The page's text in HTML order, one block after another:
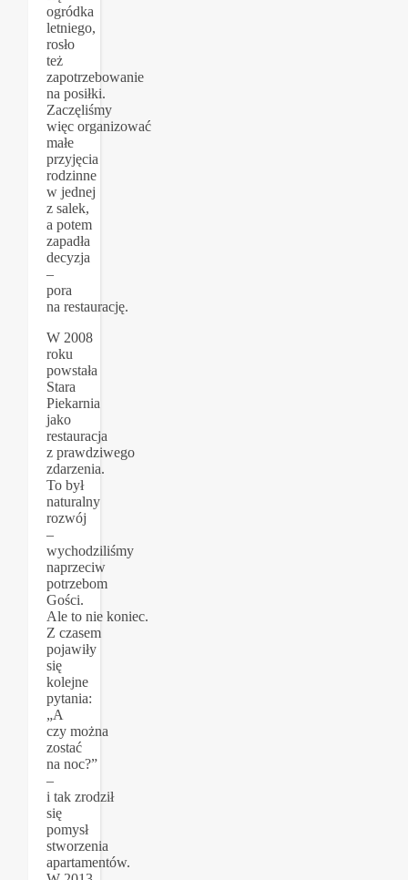
ogródka
letniego,
rosło
też
zapotrzebowanie
na posiłki.
Zaczęliśmy
więc organizować
małe
przyjęcia
rodzinne
w jednej
z salek,
a potem
zapadła
decyzja
–
pora
na restaurację.
W 2008
roku
powstała
Stara
Piekarnia
jako
restauracja
z prawdziwego
zdarzenia.
To był
naturalny
rozwój
–
wychodziliśmy
naprzeciw
potrzebom
Gości.
Ale to nie koniec.
Z czasem
pojawiły
się
kolejne
pytania:
„A
czy można
zostać
na noc?”
–
i tak zrodził
się
pomysł
stworzenia
apartamentów.